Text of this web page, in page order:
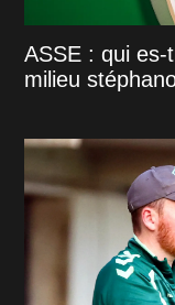
ASSE : qui es-
milieu